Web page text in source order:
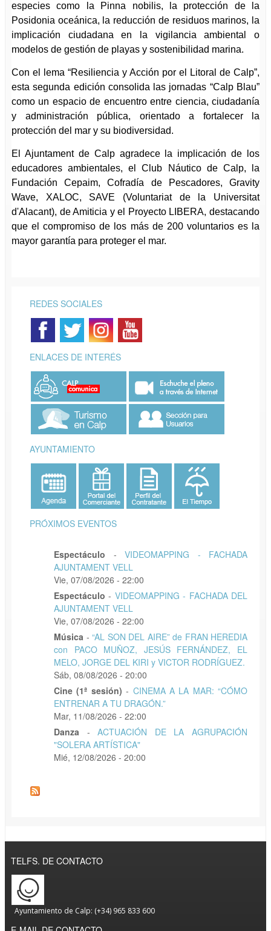
especies como la Pinna nobilis, la protección de la
Posidonia oceánica, la reducción de residuos marinos, la
implicación ciudadana en la vigilancia ambiental o
modelos de gestión de playas y sostenibilidad marina.
Con el lema “Resiliencia y Acción por el Litoral de Calp”,
esta segunda edición consolida las jornadas “Calp Blau”
como un espacio de encuentro entre ciencia, ciudadanía
y administración pública, orientado a fortalecer la
protección del mar y su biodiversidad.
El Ajuntament de Calp agradece la implicación de los
educadores ambientales, el Club Náutico de Calp, la
Fundación Cepaim, Cofradía de Pescadores, Gravity
Wave, XALOC, SAVE (Voluntariat de la Universitat
d'Alacant), de Amiticia y el Proyecto LIBERA, destacando
que el compromiso de los más de 200 voluntarios es la
mayor garantía para proteger el mar.
REDES SOCIALES
ENLACES DE INTERÉS
AYUNTAMIENTO
PRÓXIMOS EVENTOS
Espectáculo - VIDEOMAPPING - FACHADA
AJUNTAMENT VELL
Vie, 07/08/2026 - 22:00
Espectáculo - VIDEOMAPPING - FACHADA DEL
AJUNTAMENT VELL
Vie, 07/08/2026 - 22:00
Música - “AL SON DEL AIRE” de FRAN HEREDIA
con PACO MUÑOZ, JESÚS FERNÁNDEZ, EL
MELO, JORGE DEL KIRI y VICTOR RODRÍGUEZ.
Sáb, 08/08/2026 - 20:00
Cine (1ª sesión) - CINEMA A LA MAR: “CÓMO
ENTRENAR A TU DRAGÓN.”
Mar, 11/08/2026 - 22:00
Danza
-ACTUACIÓN DE LA AGRUPACIÓN
"SOLERA ARTÍSTICA"
Mié, 12/08/2026 - 20:00
TELFS. DE CONTACTO
Ayuntamiento de Calp: (+34) 965 833 600